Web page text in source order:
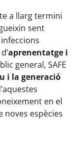
a llarg termini
sent
aprenentatge i
general, SAFE
i la generació
en el
noves espècies